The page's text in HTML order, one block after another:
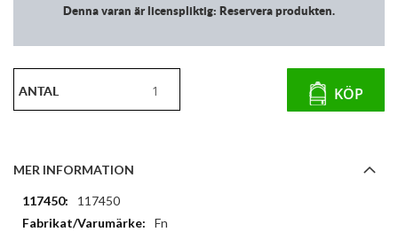
Denna varan är licenspliktig: Reservera produkten.
ANTAL KÖP
MER INFORMATION
Mer
information
117450
Fn